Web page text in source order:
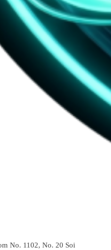
No. 1102, No. 20 Soi